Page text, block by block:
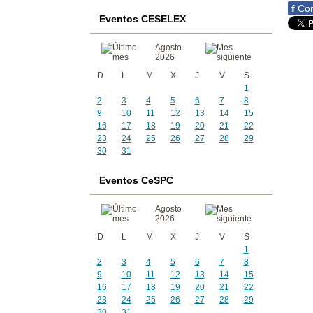
Eventos CESELEX
Agosto
2026
D
L M X J V
S
1
2
3 4 5 6 7
8
9
10 11 12 13 14
15
16
17 18 19 20 21
22
23
24 25 26 27 28
29
30
31
Eventos CeSPC
Agosto
2026
D
L M X J V
S
1
2
3 4 5 6 7
8
9
10 11 12 13 14
15
16
17 18 19 20 21
22
23
24 25 26 27 28
29
f